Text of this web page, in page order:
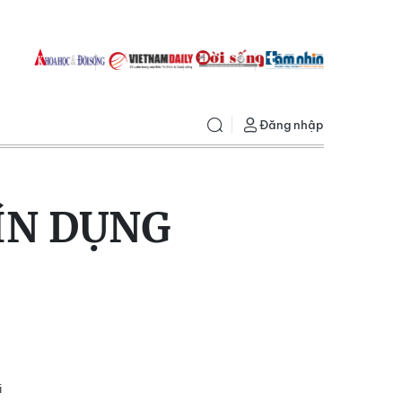
Đăng nhập
DỤNG